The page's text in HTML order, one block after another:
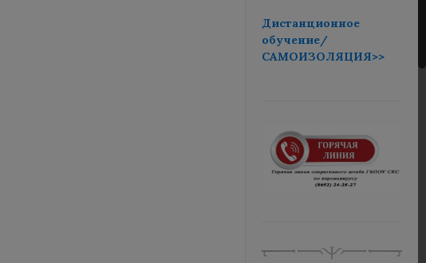
Дистанционное
обучение/
САМОИЗОЛЯЦИЯ>>